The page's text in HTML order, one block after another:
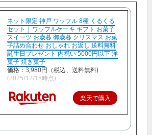
ネット限定 神戸 ワッフル 8種 くるくる
セット | ワッフルケーキ ギフト お菓子
スイーツ お歳暮 御歳暮 クリスマス お菓
子詰め合わせ おしゃれ お返し 送料無料
誕生日プレゼント 内祝い 5000円以下 洋
菓子 焼き菓子
価格：3,980円（税込、送料無料)
(2025/12/18時点)
楽天で購入